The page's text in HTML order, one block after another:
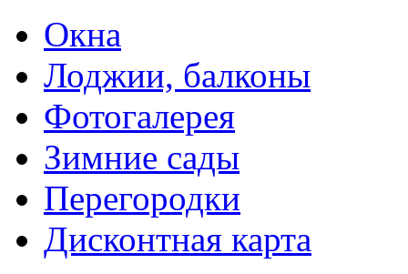
Окна
Лоджии, балконы
Фотогалерея
Зимние сады
Перегородки
Дисконтная карта